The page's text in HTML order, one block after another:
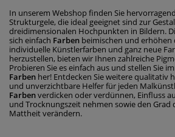
In unserem Webshop finden Sie
Strukturgele, die ideal geeignet sind zur
dreidimensionalen Hochpunkten in Bildern.
sich einfach Farben beimischen und erhöhen
individuelle Künstlerfarben und ganz neue
herzustellen, bieten wir Ihnen zahlreiche
Probieren Sie es einfach aus und stellen Sie
Farben her! Entdecken Sie weitere qualitativ
und unverzichtbare Helfer für jeden
Farbenverdicken oder verdünnen, Einfluss
und Trocknungszeit nehmen sowie den Grad
Mattheit verändern.